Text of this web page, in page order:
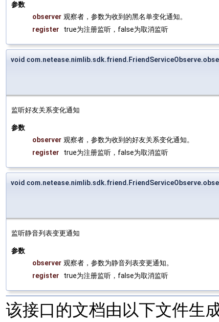
参数
observer 观察者，参数为收到的黑名单变化通知。
register
true为注册监听，false为取消监听
void
监听好友关系变化通知
参数
observer 观察者，参数为收到的好友关系变化通知。
register
true为注册监听，false为取消监听
void
监听静音列表变更通知
参数
observer 观察者，参数为静音列表变更通知。
register
true为注册监听，false为取消监听
该接口的文档由以下文件生